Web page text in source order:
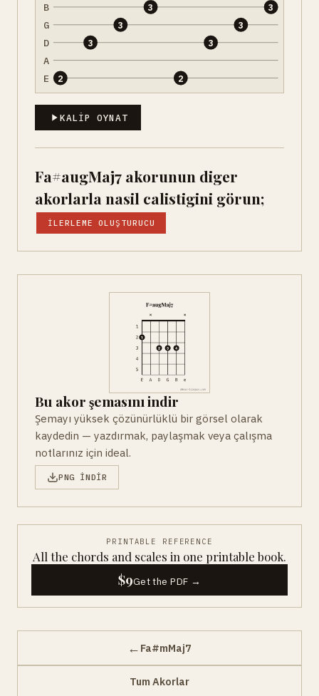
B
G
D
A
E
2
3
3
3
2
3
3
3
KALIP OYNAT
Fa#augMaj7 akorunun diger
akorlarla nasil calistigini görun;
İLERLEME OLUŞTURUCU
Bu akor şemasını indir
Şemayı yüksek çözünürlüklü bir görsel olarak
kaydedin — yazdırmak, paylaşmak veya çalışma
notlarınız için ideal.
PNG INDIR
PRINTABLE REFERENCE
All the chords and scales in one printable book.
$9Get the PDF →
← Fa#mMaj7
Tum Akorlar